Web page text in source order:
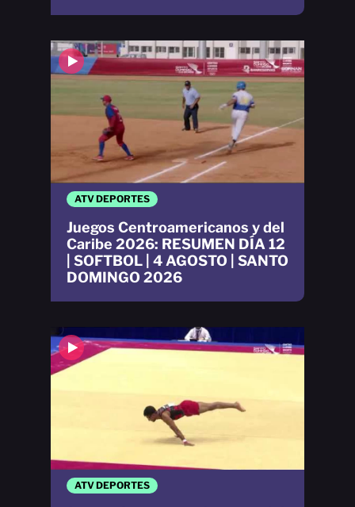
ATV DEPORTES
Juegos Centroamericanos y del
Caribe 2026: RESUMEN DÍA 12
| SOFTBOL | 4 AGOSTO | SANTO
DOMINGO 2026
ATV DEPORTES